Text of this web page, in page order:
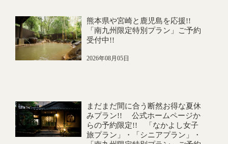
熊本県や宮崎と鹿児島を応援!!
「南九州限定特別プラン」ご予約
受付中!!
2026年08月05日
まだまだ間に合う断然お得な夏休
みプラン!! 公式ホームページか
らの予約限定!! 「なかよし女子
旅プラン」・「シニアプラン」・